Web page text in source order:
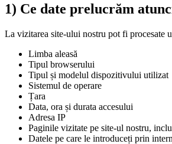
1) Ce date prelucrăm
La vizitarea site-ului nostru pot fi procesate
Limba aleasă
Tipul browserului
Tipul și modelul dispozitivului utilizat
Sistemul de operare
Țara
Data, ora și durata accesului
Adresa IP
Paginile vizitate pe site-ul nostru,
Datele pe care le introduceți prin